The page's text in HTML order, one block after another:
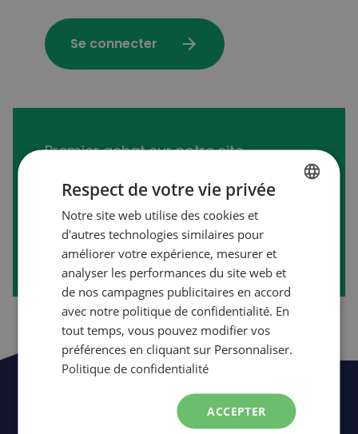
Se connecter arrow_forward
Premier achat sur notre site
Créer mon compte arrow_forward
Soyez les premiers à être informés de
événementset
Respect de votre vie privée
Notre site web utilise des cookies et
d'autres technologies similaires pour
améliorer votre expérience, mesurer et
analyser les performances du site web et
de nos campagnes publicitaires en accord
avec notre politique de confidentialité. En
tout temps, vous pouvez modifier vos
préférences en cliquant sur Personnaliser.
Politique de confidentialité
ACCEPTER